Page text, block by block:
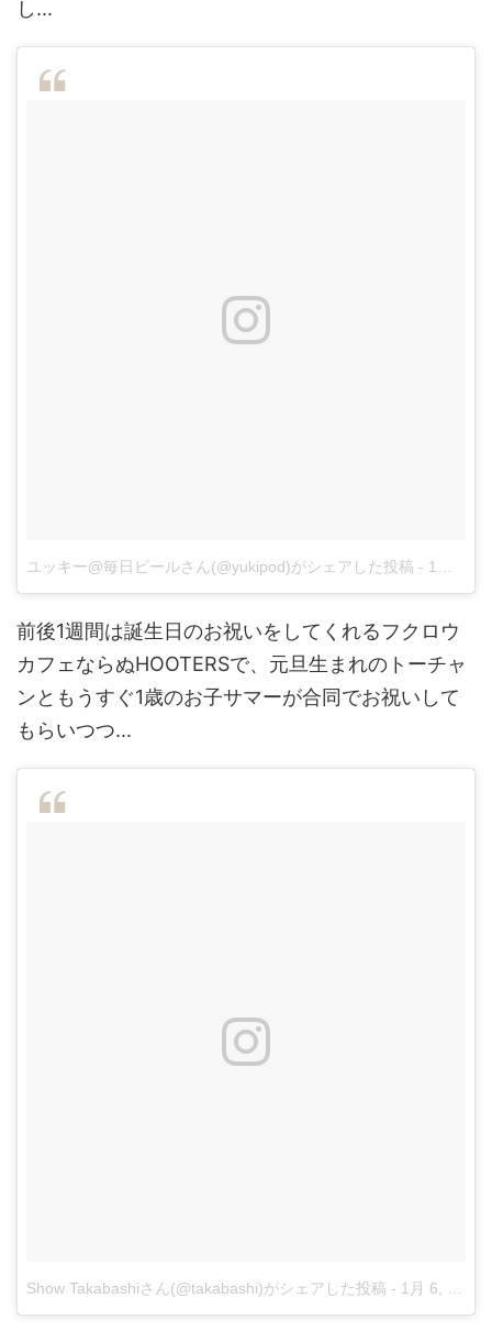
し...
ユッキー@毎日ビールさん(@yukipod)がシェアした投稿 - 1月 6, 2018 at 12:35午前 PST
前後1週間は誕生日のお祝いをしてくれるフクロウ
カフェならぬHOOTERSで、元旦生まれのトーチャ
ンともうすぐ1歳のお子サマーが合同でお祝いして
もらいつつ...
Show Takabashiさん(@takabashi)がシェアした投稿 - 1月 6, 2018 at 4:29午前 PST